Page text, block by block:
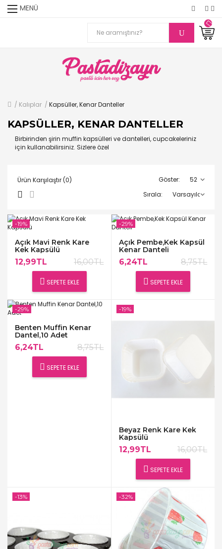
MENÜ
Kalıplar Kapsüller, Kenar Danteller
KAPSÜLLER, KENAR DANTELLER
Birbirinden şirin muffin kapsülleri ve dantelleri, cupcakeleriniz
için kullanabilirsiniz. Sizlere özel
Ürün Karşılaştır (0)
Göster:
Sırala:
Açık Mavi Renk Kare
Kek Kapsülü
12,99TL 16,00TL
SEPETE EKLE
-19%
Açık Pembe,Kek Kapsül
Kenar Danteli
6,24TL 8,75TL
SEPETE EKLE
-29%
Benten Muffin Kenar
Dantel,10 Adet
6,24TL 8,75TL
SEPETE EKLE
-29%
Beyaz Renk Kare Kek
Kapsülü
12,99TL 16,00TL
SEPETE EKLE
-19%
-13% -32%